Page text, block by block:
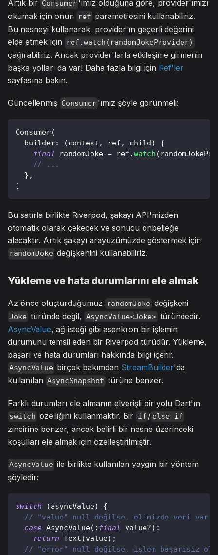
Artık bir Consumer 'ımız olduğuna göre, provider'ımızı
okumak için onun
ref parametresini kullanabiliriz.
Bu nesneyi kullanarak, provider'ın geçerli değerini
elde etmek için
ref.watch(randomJokeProvider)
çağırabiliriz. Ancak provider'larla etkileşime girmenin
başka yolları da var! Daha fazla bilgi için Ref'ler
sayfasına bakın.
Güncellenmiş Consumer 'ımız şöyle görünmeli:
Consumer(
  builder
: (context , ref , child )
{
final
randomJoke = ref .watch (
// ...
} ,
)
Bu satırla birlikte Riverpod, şakayı API'mizden
otomatik olarak çekecek ve sonucu önbelleğe
alacaktır. Artık şakayı arayüzümüzde göstermek için
randomJoke değişkenini kullanabiliriz.
Yükleme ve hata durumlarını ele almak
Az önce oluşturduğumuz randomJoke değişkeni
Joke türünde değil, AsyncValue<Joke> türündedir.
AsyncValue, ağ isteği gibi asenkron bir işlemin
durumunu temsil eden bir Riverpod türüdür. Yükleme,
başarı ve hata durumları hakkında bilgi içerir.
AsyncValue birçok bakımdan StreamBuilder'da
kullanılan AsyncSnapshot türüne benzer.
Farklı durumları ele almanın elverişli bir yolu Dart'ın
switch özelliğini kullanmaktır. Bir if / else if
zincirine benzer, ancak belirli bir nesne üzerindeki
koşulları ele almak için özelleştirilmiştir.
AsyncValue ile birlikte kullanılan yaygın bir yöntem
şöyledir:
switch (asyncValue)
{
// "value" null değilse, elimizde veri var
case AsyncValue( : final value?) :
return Text (value) ;
// "error" null değilse, işlem başarısız